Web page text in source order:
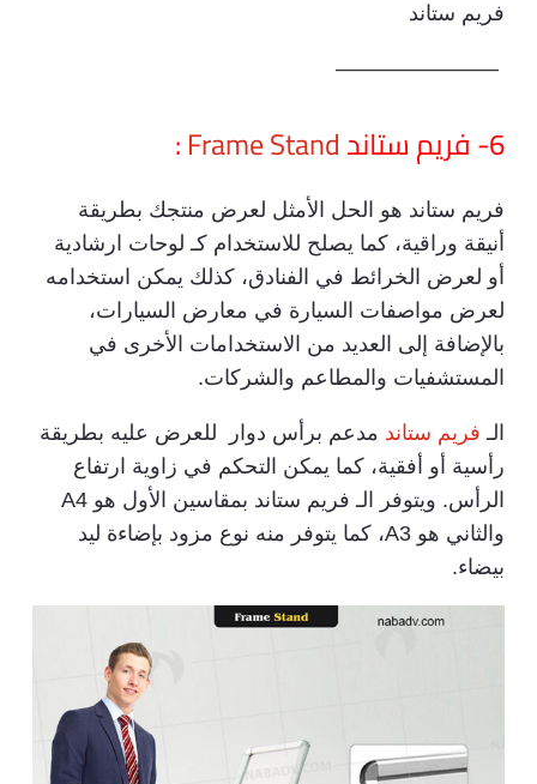
فريم ستاند
———————–
6- فريم ستاند Frame Stand
:
فريم ستاند هو الحل الأمثل لعرض منتجك بطريقة
أنيقة وراقية، كما يصلح للاستخدام كـ لوحات ارشادية
أو لعرض الخرائط في الفنادق، كذلك يمكن استخدامه
لعرض مواصفات السيارة في معارض السيارات،
بالإضافة إلى العديد من الاستخدامات الأخرى في
المستشفيات والمطاعم والشركات.
الـ فريم ستاند مدعم برأس دوار للعرض عليه بطريقة
رأسية أو أفقية، كما يمكن التحكم في زاوية ارتفاع
الرأس. ويتوفر الـ فريم ستاند بمقاسين الأول هو A4
والثاني هو A3، كما يتوفر منه نوع مزود بإضاءة ليد
بيضاء.